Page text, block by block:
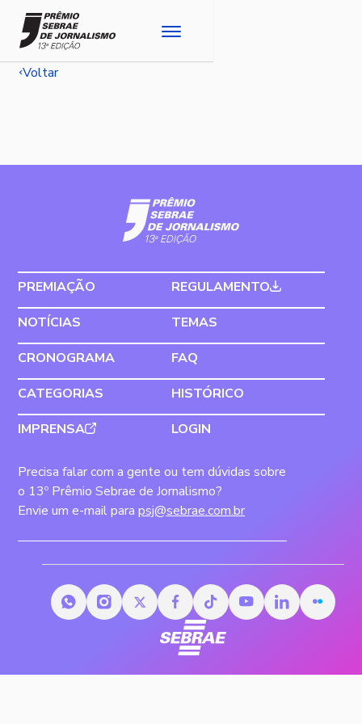
Voltar
PREMIAÇÃO
REGULAMENTO
NOTÍCIAS
TEMAS
CRONOGRAMA
FAQ
CATEGORIAS
HISTÓRICO
IMPRENSA
LOGIN
Precisa falar com a gente ou tem dúvidas sobre
o 13º Prêmio Sebrae de Jornalismo?
Envie um e-mail para psj@sebrae.com.br